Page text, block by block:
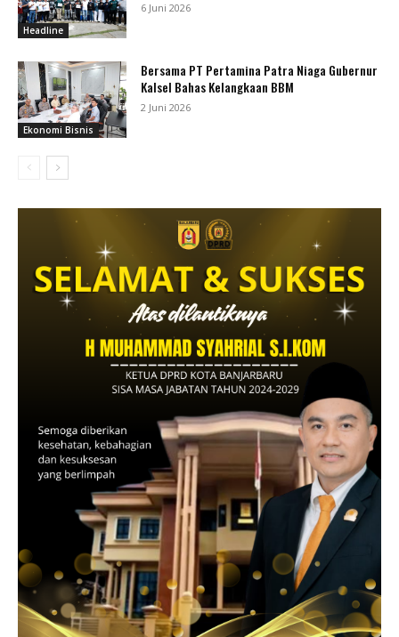
Headline
6 Juni 2026
Ekonomi Bisnis
Bersama PT Pertamina Patra Niaga Gubernur
Kalsel Bahas Kelangkaan BBM
2 Juni 2026